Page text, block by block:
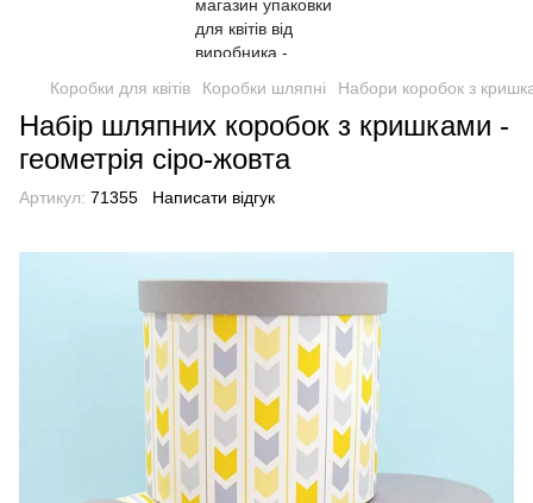
Коробки для квітів Коробки шляпні Набори коробок з
Набір шляпних коробок з кришками -
геометрія сіро-жовта
Артикул: 71355 Написати відгук